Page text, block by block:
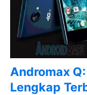
Andromax
Lengkap